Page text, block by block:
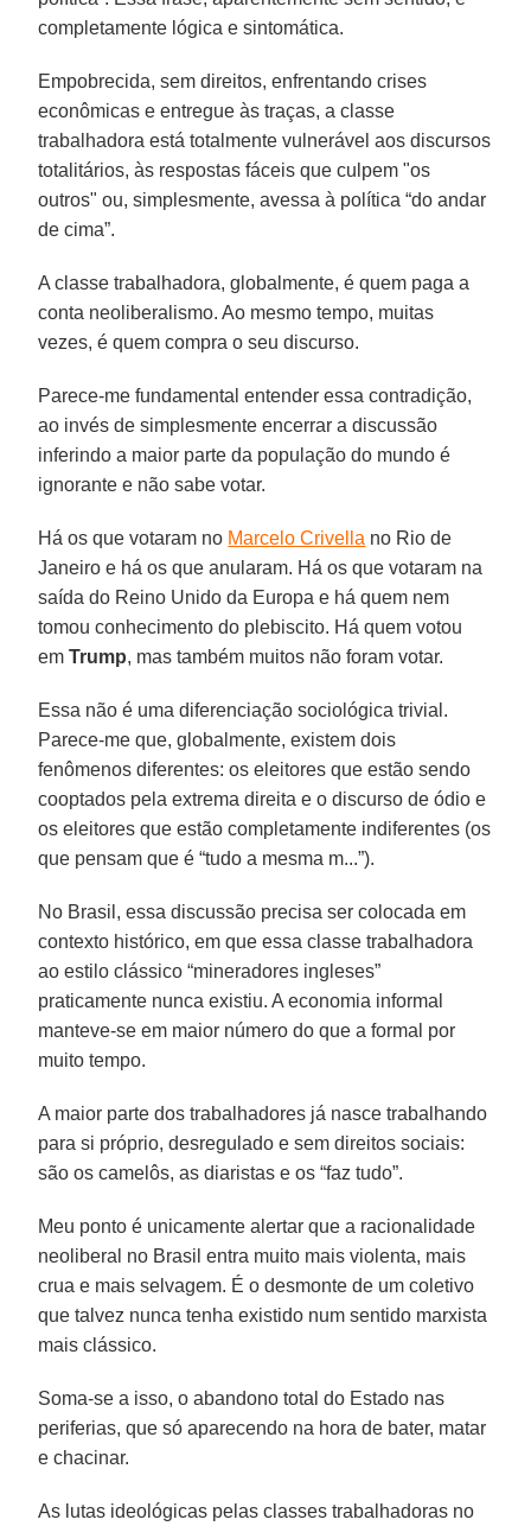
completamente lógica e sintomática.
Empobrecida, sem direitos, enfrentando crises
econômicas e entregue às traças, a classe
trabalhadora está totalmente vulnerável aos discursos
totalitários, às respostas fáceis que culpem "os
outros" ou, simplesmente, avessa à política “do andar
de cima”.
A classe trabalhadora, globalmente, é quem paga a
conta neoliberalismo. Ao mesmo tempo, muitas
vezes, é quem compra o seu discurso.
Parece-me fundamental entender essa contradição,
ao invés de simplesmente encerrar a discussão
inferindo a maior parte da população do mundo é
ignorante e não sabe votar.
Há os que votaram no Marcelo Crivella no Rio de
Janeiro e há os que anularam. Há os que votaram na
saída do Reino Unido da Europa e há quem nem
tomou conhecimento do plebiscito. Há quem votou
emTrump, mas também muitos não foram votar.
Essa não é uma diferenciação sociológica trivial.
Parece-me que, globalmente, existem dois
fenômenos diferentes: os eleitores que estão sendo
cooptados pela extrema direita e o discurso de ódio e
os eleitores que estão completamente indiferentes (os
que pensam que é “tudo a mesma m...”).
No Brasil, essa discussão precisa ser colocada em
contexto histórico, em que essa classe trabalhadora
ao estilo clássico “mineradores ingleses”
praticamente nunca existiu. A economia informal
manteve-se em maior número do que a formal por
muito tempo.
A maior parte dos trabalhadores já nasce trabalhando
para si próprio, desregulado e sem direitos sociais:
são os camelôs, as diaristas e os “faz tudo”.
Meu ponto é unicamente alertar que a racionalidade
neoliberal no Brasil entra muito mais violenta, mais
crua e mais selvagem. É o desmonte de um coletivo
que talvez nunca tenha existido num sentido marxista
mais clássico.
Soma-se a isso, o abandono total do Estado nas
periferias, que só aparecendo na hora de bater, matar
e chacinar.
As lutas ideológicas pelas classes trabalhadoras no